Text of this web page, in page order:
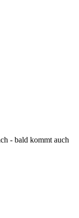
- bald kommt auch